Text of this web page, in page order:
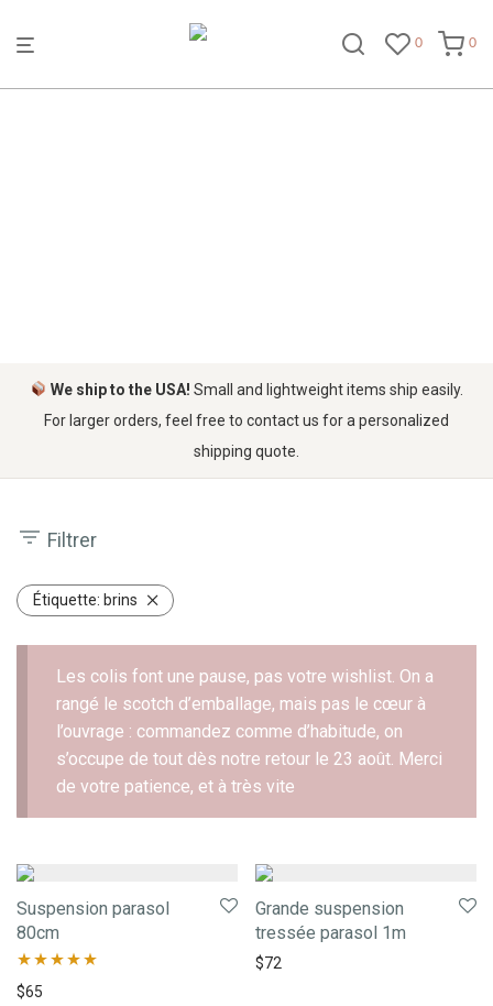
0 0
We ship to the USA! Small and lightweight items ship easily.
For larger orders, feel free to contact us for a personalized
shipping quote.
Filtrer
Étiquette: brins
Les colis font une pause, pas votre wishlist. On a
rangé le scotch d’emballage, mais pas le cœur à
l’ouvrage : commandez comme d’habitude, on
s’occupe de tout dès notre retour le 23 août. Merci
de votre patience, et à très vite
Suspension parasol
80cm
Note
$65
Grande suspension
tressée parasol 1m
$72